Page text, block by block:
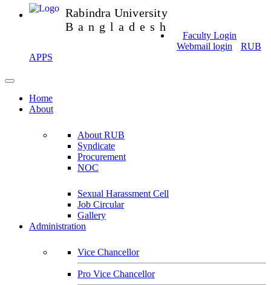
Rabindra University
Bangladesh
Faculty Login
Webmail login
RUB
APPS
Home
About
About RUB
Syndicate
Procurement
NOC
Sexual Harassment Cell
Job Circular
Gallery
Administration
Vice Chancellor
Pro Vice Chancellor